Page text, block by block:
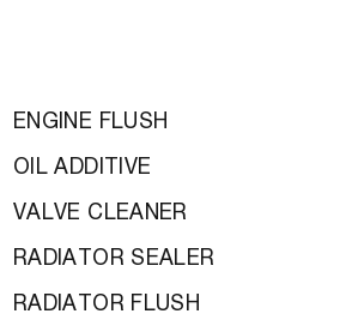
ENGINE FLUSH
OIL ADDITIVE
VALVE CLEANER
RADIATOR SEALER
RADIATOR FLUSH